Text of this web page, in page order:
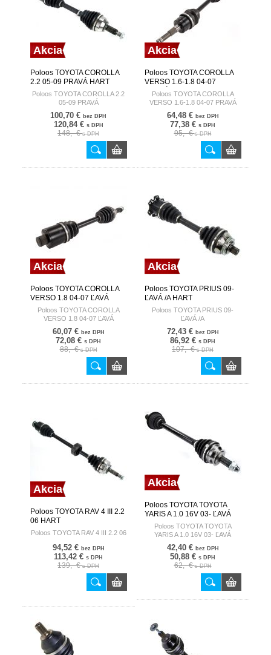
Akcia
Poloos TOYOTA COROLLA
2.2 05-09 PRAVÁ HART
Poloos TOYOTA COROLLA 2.2
05-09 PRAVÁ
100,70 € bez DPH
120,84 € s DPH
148,- €s DPH
Akcia
Poloos TOYOTA COROLLA
VERSO 1.6-1.8 04-07
PRAVÁ HART
Poloos TOYOTA COROLLA
VERSO 1.6-1.8 04-07 PRAVÁ
64,48 € bez DPH
77,38 € s DPH
95,- €s DPH
Akcia
Poloos TOYOTA COROLLA
VERSO 1.8 04-07 ĽAVÁ
HART
Poloos TOYOTA COROLLA
VERSO 1.8 04-07 ĽAVÁ
60,07 € bez DPH
72,08 € s DPH
88,- €s DPH
Akcia
Poloos TOYOTA PRIUS 09-
ĽAVÁ /A HART
Poloos TOYOTA PRIUS 09-
ĽAVÁ /A
72,43 € bez DPH
86,92 € s DPH
107,- €s DPH
Akcia
Poloos TOYOTA RAV 4 III 2.2
06 HART
Poloos TOYOTA RAV 4 III 2.2 06
94,52 € bez DPH
113,42 € s DPH
139,- €s DPH
Akcia
Poloos TOYOTA TOYOTA
YARIS A 1.0 16V 03- ĽAVÁ
HART
Poloos TOYOTA TOYOTA
YARIS A 1.0 16V 03- ĽAVÁ
42,40 € bez DPH
50,88 € s DPH
62,- €s DPH